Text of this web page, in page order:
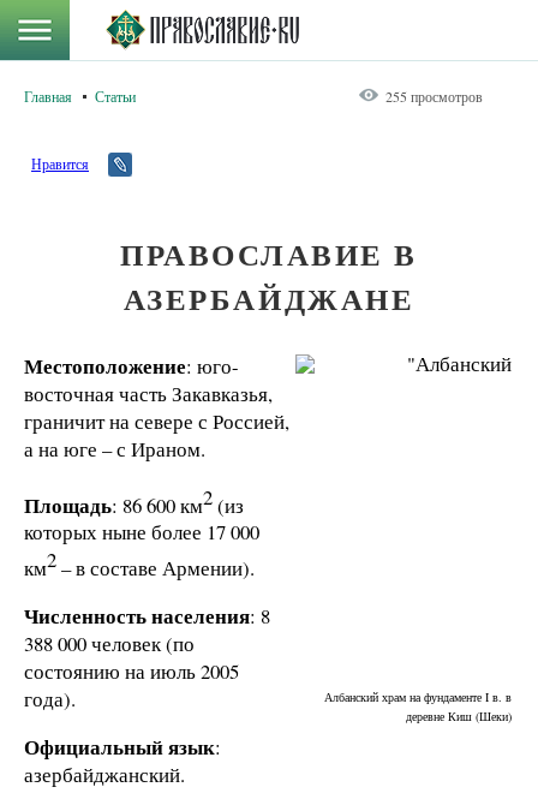
Главная Статьи 255 просмотров
Нравится
ПРАВОСЛАВИЕ В
АЗЕРБАЙДЖАНЕ
Албанский храм на фундаменте I в. в
деревне Киш (Шеки)
Местоположение: юго-
восточная часть Закавказья,
граничит на севере с Россией,
а на юге – с Ираном.
Площадь: 86 600 км2(из
которых ныне более 17 000
км2– в составе Армении).
Численность населения: 8
388 000 человек (по
состоянию на июль 2005
года).
Официальный язык:
азербайджанский.